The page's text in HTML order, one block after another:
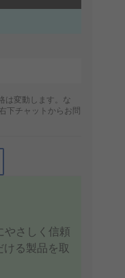
は変動します。な
下チャットからお問
やさしく信頼
る製品を取